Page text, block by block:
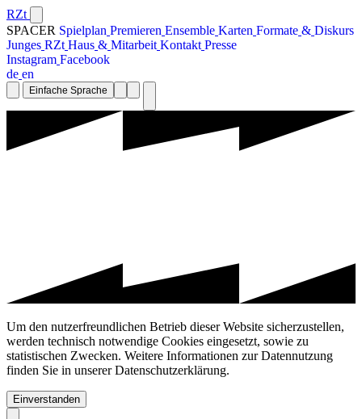
RZt
SPACER Spielplan Premieren Ensemble Karten Formate & Diskurs
Junges RZt Haus & Mitarbeit Kontakt Presse
Instagram Facebook
de en
Einfache Sprache
Um den nutzerfreundlichen Betrieb dieser Website sicherzustellen,
werden technisch notwendige Cookies eingesetzt, sowie zu
statistischen Zwecken. Weitere Informationen zur Datennutzung
finden Sie in unserer Datenschutzerklärung.
Einverstanden